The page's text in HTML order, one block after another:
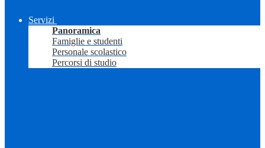
Servizi
Panoramica
Famiglie e studenti
Personale scolastico
Percorsi di studio